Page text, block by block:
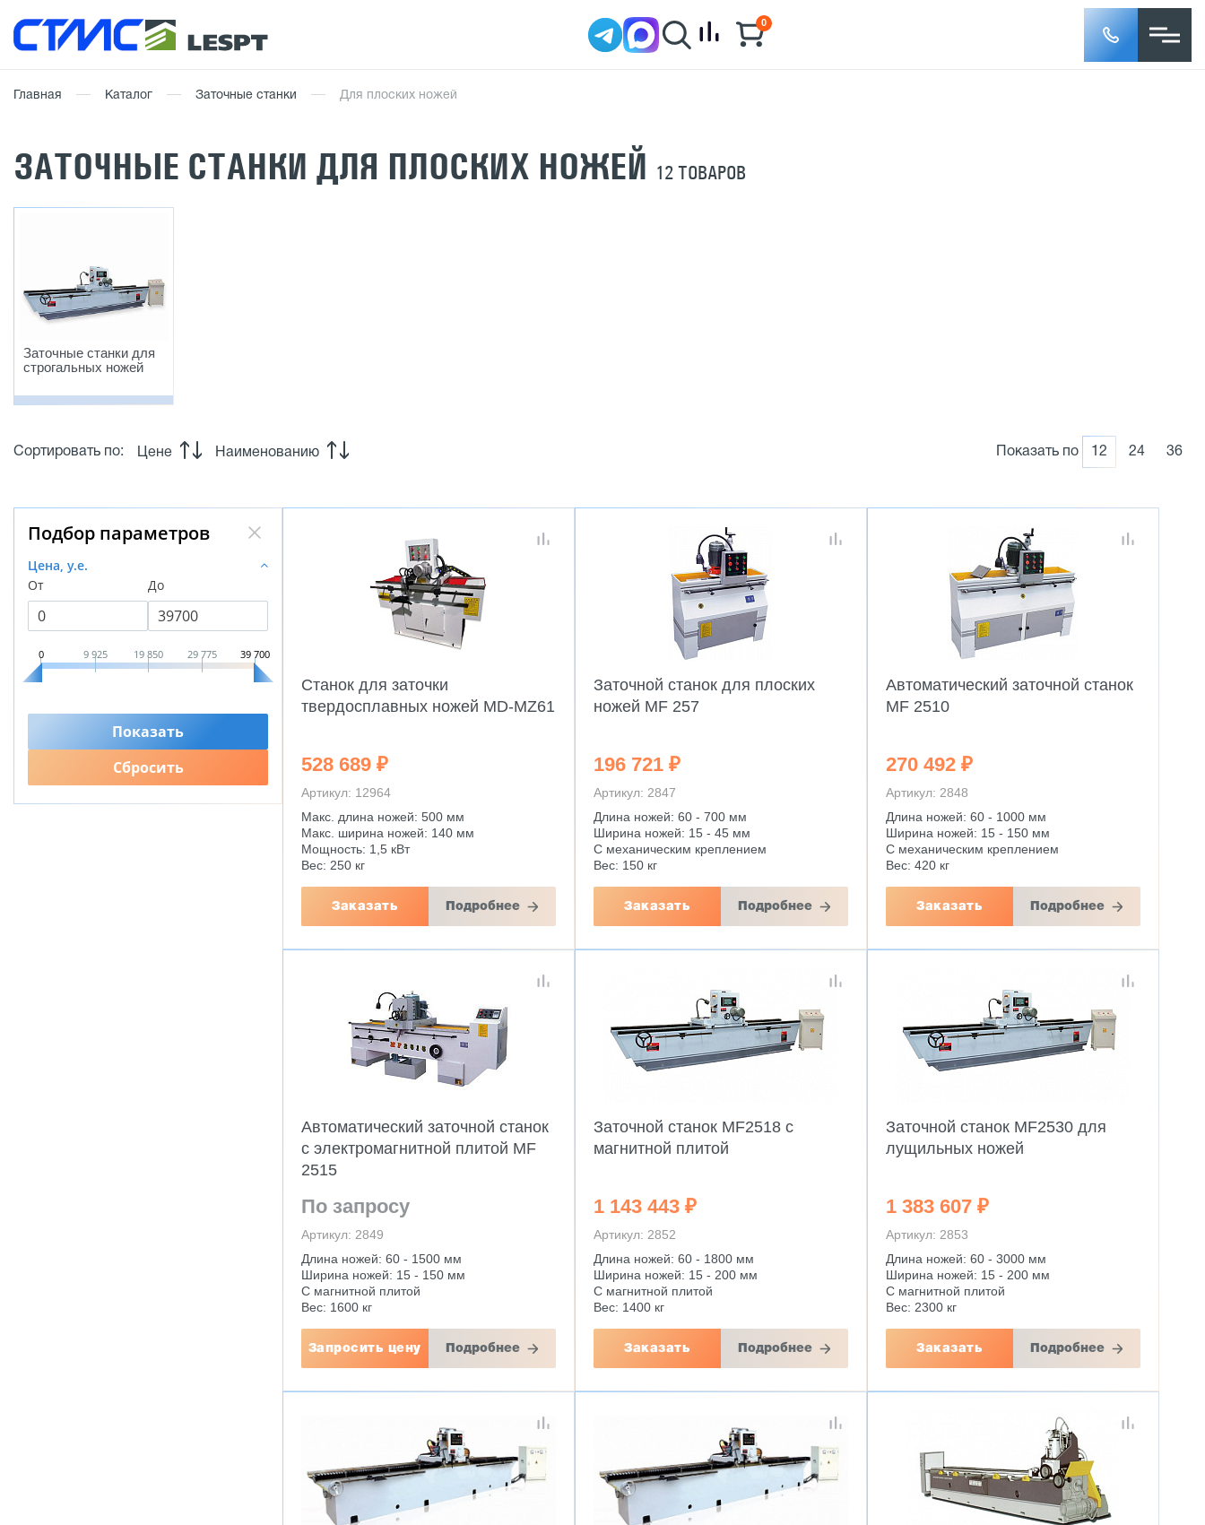
0
Главная Каталог Заточные станки Для плоских ножей
ЗАТОЧНЫЕ СТАНКИ ДЛЯ ПЛОСКИХ НОЖЕЙ 12 ТОВАРОВ
Заточные станки для
строгальных ножей
Сортировать по: Цене Наименованию Показать по 12 24 36
Подбор параметров
Цена, у.е.
От
До
0 9 925 19 850 29 775 39 700
Станок для заточки
твердосплавных ножей MD-MZ61
528 689 ₽
Артикул: 12964
Макс. длина ножей: 500 мм
Макс. ширина ножей: 140 мм
Мощность: 1,5 кВт
Вес: 250 кг
Заказать Подробнее
Заточной станок для плоских
ножей MF 257
196 721 ₽
Артикул: 2847
Длина ножей: 60 - 700 мм
Ширина ножей: 15 - 45 мм
С механическим креплением
Вес: 150 кг
Заказать Подробнее
Автоматический заточной станок
MF 2510
270 492 ₽
Артикул: 2848
Длина ножей: 60 - 1000 мм
Ширина ножей: 15 - 150 мм
С механическим креплением
Вес: 420 кг
Заказать Подробнее
Автоматический заточной станок
c электромагнитной плитой MF
2515
По запросу
Артикул: 2849
Длина ножей: 60 - 1500 мм
Ширина ножей: 15 - 150 мм
С магнитной плитой
Вес: 1600 кг
Запросить цену Подробнее
Заточной станок MF2518 с
магнитной плитой
1 143 443 ₽
Артикул: 2852
Длина ножей: 60 - 1800 мм
Ширина ножей: 15 - 200 мм
С магнитной плитой
Вес: 1400 кг
Заказать Подробнее
Заточной станок MF2530 для
лущильных ножей
1 383 607 ₽
Артикул: 2853
Длина ножей: 60 - 3000 мм
Ширина ножей: 15 - 200 мм
С магнитной плитой
Вес: 2300 кг
Заказать Подробнее